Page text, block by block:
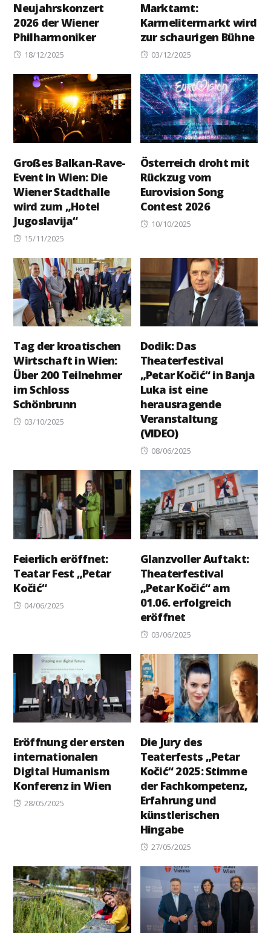
Neujahrskonzert
2026 der Wiener
Philharmoniker
Posted
18/12/2025
Marktamt:
Karmelitermarkt wird
zur schaurigen Bühne
Posted
03/12/2025
Großes Balkan-Rave-
Event in Wien: Die
Wiener Stadthalle
wird zum „Hotel
Jugoslavija“
Posted
15/11/2025
Österreich droht mit
Rückzug vom
Eurovision Song
Contest 2026
Posted
10/10/2025
Tag der kroatischen
Wirtschaft in Wien:
Über 200 Teilnehmer
im Schloss
Schönbrunn
Posted
03/10/2025
Dodik: Das
Theaterfestival
„Petar Kočić“ in Banja
Luka ist eine
herausragende
Veranstaltung
(VIDEO)
Posted
08/06/2025
Feierlich eröffnet:
Teatar Fest „Petar
Kočić“
Posted
04/06/2025
Glanzvoller Auftakt:
Theaterfestival
„Petar Kočić“ am
01.06. erfolgreich
eröffnet
Posted
03/06/2025
Eröffnung der ersten
internationalen
Digital Humanism
Konferenz in Wien
Posted
28/05/2025
Die Jury des
Teaterfests „Petar
Kočić“ 2025: Stimme
der Fachkompetenz,
Erfahrung und
künstlerischen
Hingabe
Posted
27/05/2025